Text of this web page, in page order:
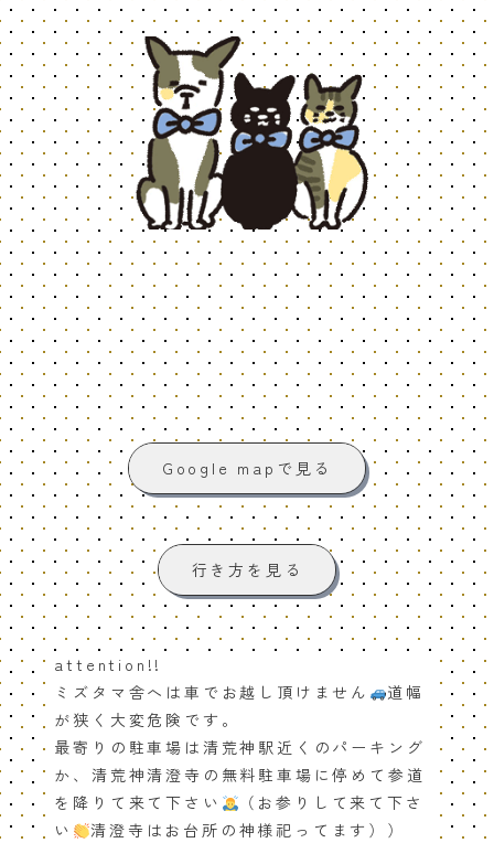
Google mapで見る
行き方を見る
attention!!
ミズタマ舎へは車でお越し頂けません
道幅
が狭く大変危険です。
最寄りの駐車場は清荒神駅近くのパーキング
か、清荒神清澄寺の無料駐車場に停めて参道
を降りて来て下さい
（お参りして来て下さ
い
清澄寺はお台所の神様祀ってます））